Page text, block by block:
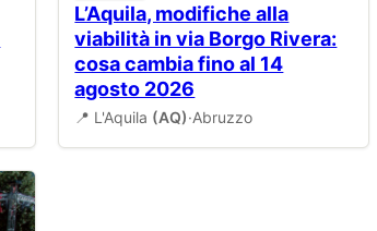
L’Aquila, modifiche alla
viabilità in via Borgo Rivera:
cosa cambia fino al 14
agosto 2026
📍 L'Aquila (AQ)·Abruzzo